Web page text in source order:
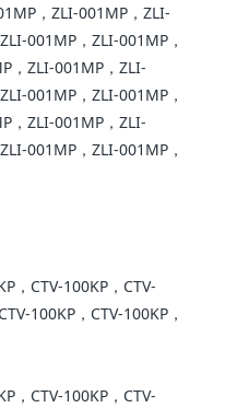
，ZLI-001MP，ZLI-
001MP，ZLI-001MP，
，ZLI-001MP，ZLI-
001MP，ZLI-001MP，
，ZLI-001MP，ZLI-
001MP，ZLI-001MP，
，CTV-100KP，CTV-
100KP，CTV-100KP，
，CTV-100KP，CTV-